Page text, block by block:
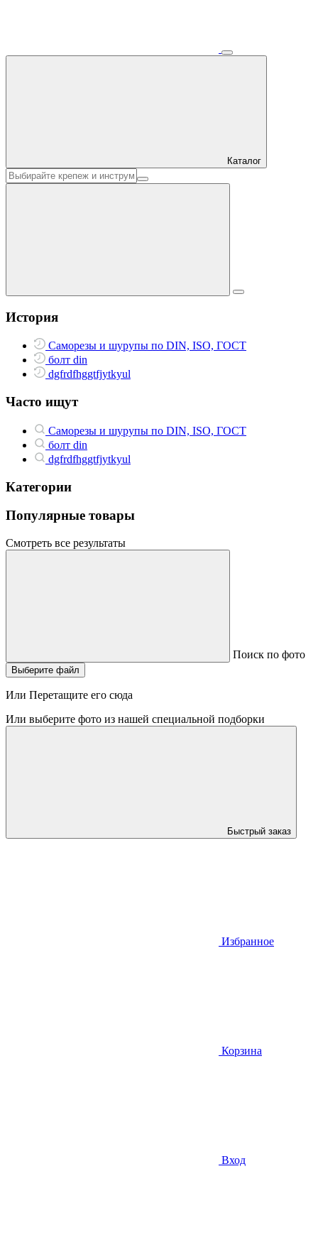
Каталог
История
Саморезы и шурупы по DIN, ISO, ГОСТ
болт din
dgfrdfhggtfjytkyul
Часто ищут
Саморезы и шурупы по DIN, ISO, ГОСТ
болт din
dgfrdfhggtfjytkyul
Категории
Популярные товары
Смотреть все результаты
Поиск по фото
Выберите файл
Или Перетащите его сюда
Или выберите фото из нашей специальной подборки
Быстрый заказ
Избранное
Корзина
Вход